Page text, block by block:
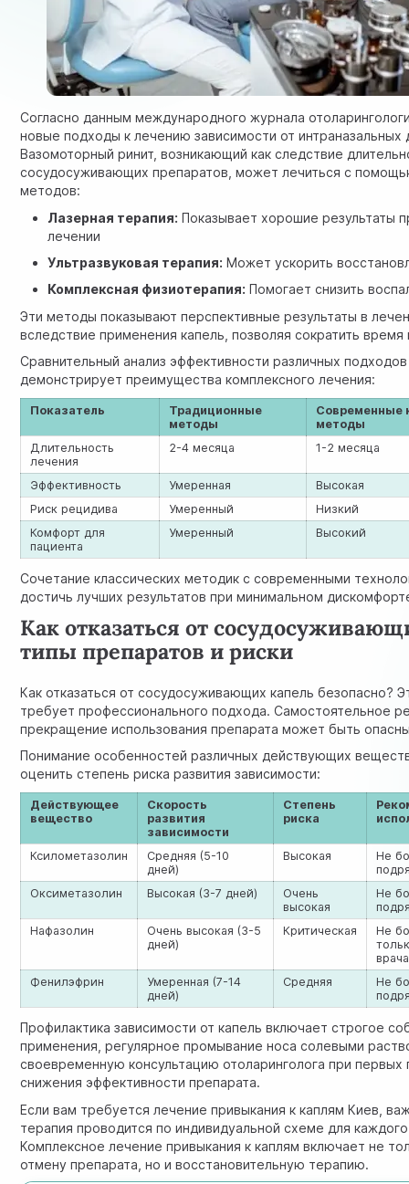
Согласно данным международного журнала
новые подходы к лечению зависимости от интраназальных
Вазомоторный ринит, возникающий как следствие
сосудосуживающих препаратов, может лечиться с
методов:
Лазерная терапия: Показывает хорошие результаты
лечении
Ультразвуковая терапия: Может ускорить
Комплексная физиотерапия: Помогает снизить
Эти методы показывают перспективные результаты в
вследствие применения капель, позволяя сократить время
Сравнительный анализ эффективности различных
демонстрирует преимущества комплексного лечения:
Показатель
Традиционные
методы
Современные
методы
Длительность
лечения
2-4 месяца 1-2 месяца
Эффективность Умеренная
Высокая
Риск рецидива
Умеренный
Низкий
Комфорт для
пациента
Умеренный Высокий
Сочетание классических методик с современными
достичь лучших результатов при минимальном
Как отказаться от
типы препаратов и риски
Как отказаться от сосудосуживающих капель безопасно?
требует профессионального подхода. Самостоятельное
прекращение использования препарата может быть
Понимание особенностей различных действующих
оценить степень риска развития зависимости:
Действующее
вещество
Скорость
развития
зависимости
Степень
риска
Ксилометазолин
Средняя (5-10
дней)
Высокая
Не
Оксиметазолин
Высокая (3-7 дней)
Очень
высокая
Не
Нафазолин
Очень высокая (3-5
дней)
Критическая
Не
врача
Фенилэфрин
Умеренная (7-14
дней)
Средняя
Не
Профилактика зависимости от капель включает строгое
применения, регулярное промывание носа солевыми
своевременную консультацию отоларинголога при первых
снижения эффективности препарата.
Если вам требуется лечение привыкания к каплям Киев,
терапия проводится по индивидуальной схеме для
Комплексное лечение привыкания к каплям включает не
отмену препарата, но и восстановительную терапию.